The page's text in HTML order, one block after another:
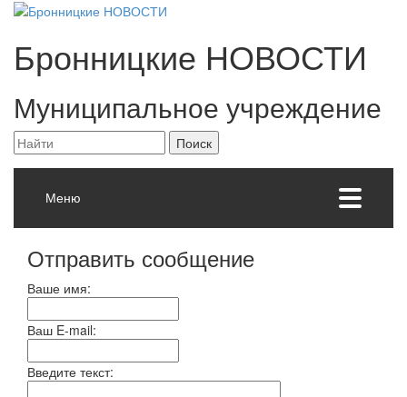
Бронницкие НОВОСТИ
Муниципальное учреждение
Меню
Отправить сообщение
Ваше имя:
Ваш E-mail:
Введите текст: